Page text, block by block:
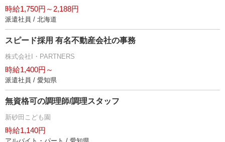
時給1,750円～2,188円
派遣社員 / 北海道
スピード採用 有名不動産会社の事務
株式会社I・PARTNERS
時給1,400円～
派遣社員 / 愛知県
無資格可の調理師/調理スタッフ
新砂田こども園
時給1,140円
アルバイト・パート / 愛知県